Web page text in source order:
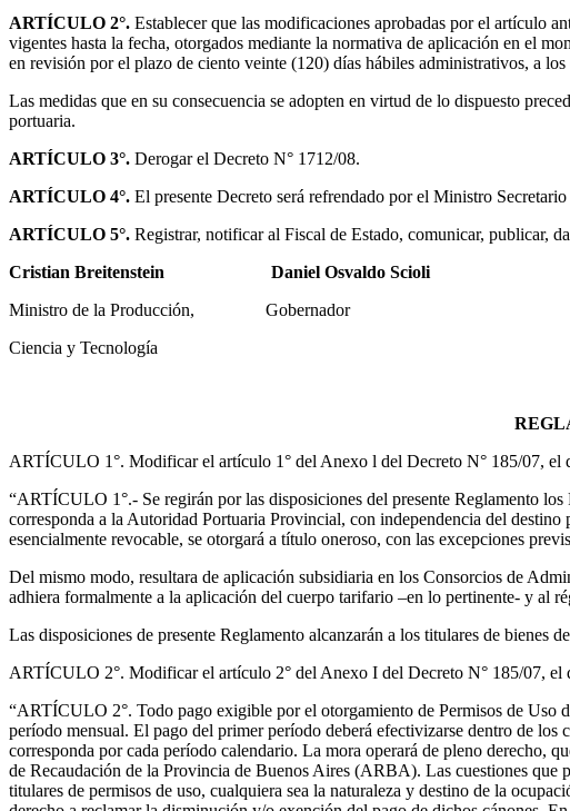
ARTÍCULO 2°. Establecer que las modificaciones aprobadas por el artículo
vigentes hasta la fecha, otorgados mediante la normativa de aplicación en el
en revisión por el plazo de ciento veinte (120) días hábiles administrativos, a
Las medidas que en su consecuencia se adopten en virtud de lo dispuesto
portuaria.
ARTÍCULO 3°. Derogar el Decreto N° 1712/08.
ARTÍCULO 4°. El presente Decreto será refrendado por el Ministro
ARTÍCULO 5°. Registrar, notificar al Fiscal de Estado, comunicar, publicar,
Cristian Breitenstein Daniel Osvaldo Scioli
Ministro de la Producción, Gobernador
Ciencia y Tecnología
ARTÍCULO 1°. Modificar el artículo 1° del Anexo l del Decreto N° 185/07, el
“ARTÍCULO 1°.- Se regirán por las disposiciones del presente Reglamento
corresponda a la Autoridad Portuaria Provincial, con independencia del
esencialmente revocable, se otorgará a título oneroso, con las excepciones
Del mismo modo, resultara de aplicación subsidiaria en los Consorcios de
adhiera formalmente a la aplicación del cuerpo tarifario –en lo pertinente- y al
Las disposiciones de presente Reglamento alcanzarán a los titulares de
ARTÍCULO 2°. Modificar el artículo 2° del Anexo I del Decreto N° 185/07, el
“ARTÍCULO 2°. Todo pago exigible por el otorgamiento de Permisos de Uso
período mensual. El pago del primer período deberá efectivizarse dentro de
corresponda por cada período calendario. La mora operará de pleno derecho,
de Recaudación de la Provincia de Buenos Aires (ARBA). Las cuestiones que
titulares de permisos de uso, cualquiera sea la naturaleza y destino de la